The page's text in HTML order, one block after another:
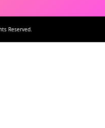
Reserved.